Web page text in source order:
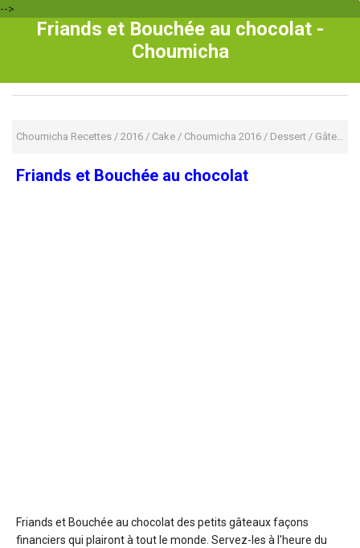
-->
Friands et Bouchée au chocolat -
Choumicha
Choumicha Recettes / 2016 / Cake / Choumicha 2016 / Dessert / Gâteaux
Friands et Bouchée au chocolat
Friands et Bouchée au chocolatdes petits gâteaux façons
financiers qui plairont à tout le monde. Servez-les à l'heure du